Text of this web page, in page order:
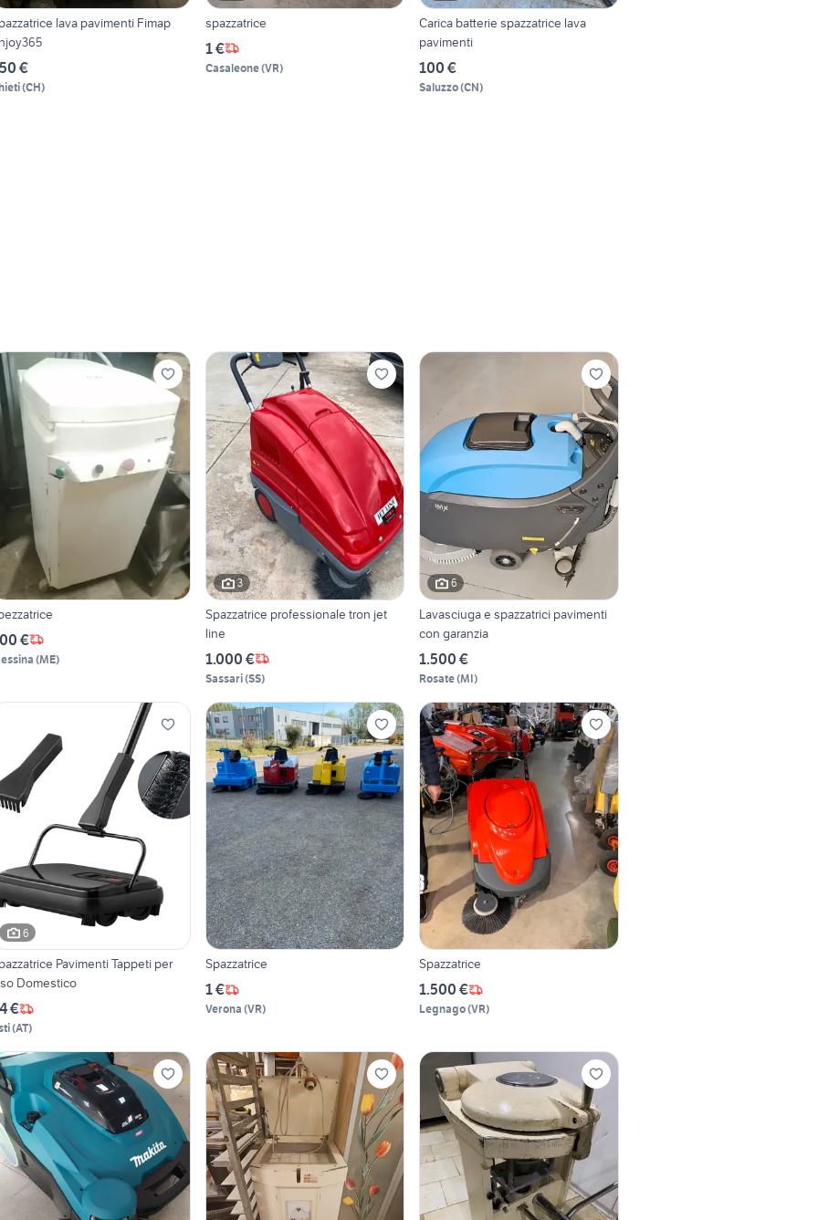
lava pavimenti Fimap
€
(CH)
spazzatrice
1 €
Casaleone(VR)
Carica batterie spazzatrice lava
pavimenti
100 €
Saluzzo(CN)
€
(ME)
3
Spazzatrice professionale tron jet
line
1.000 €
Sassari(SS)
6
Lavasciuga e spazzatrici pavimenti
con garanzia
1.500 €
Rosate(MI)
6
Pavimenti Tappeti per
Domestico
€
(AT)
Spazzatrice
1 €
Verona (VR)
Spazzatrice
1.500 €
Legnago(VR)